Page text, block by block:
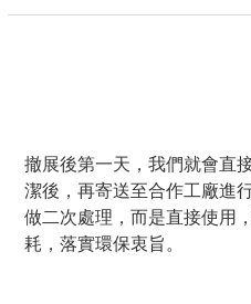
撤展後第一天，我們就會直
潔後，再寄送至合作工廠進
做二次處理，而是直接使用
耗，落實環保衷旨。